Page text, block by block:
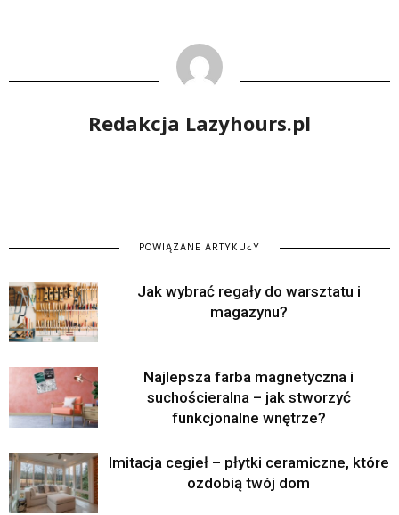
Redakcja Lazyhours.pl
POWIĄZANE ARTYKUŁY
Jak wybrać regały do warsztatu i
magazynu?
Najlepsza farba magnetyczna i
suchościeralna – jak stworzyć
funkcjonalne wnętrze?
Imitacja cegieł – płytki ceramiczne, które
ozdobią twój dom